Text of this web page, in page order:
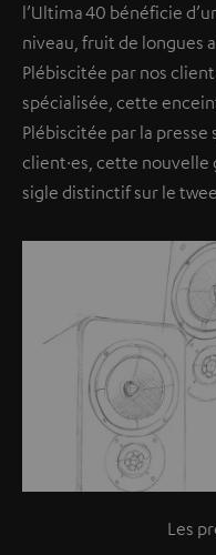
l’Ultima 40 bénéficie
niveau, fruit de longues
Plébiscitée par nos
spécialisée, cette
Plébiscitée par la
client·es, cette nouvelle
sigle distinctif sur le
Les